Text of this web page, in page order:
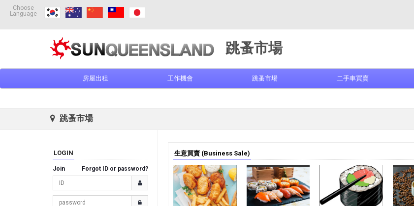
Choose
Language
跳蚤市場
房屋出租 工作機會 跳蚤市場 二手車買賣
跳蚤市場
LOGIN
Join Forgot ID or password?
生意買賣 (Business Sale)